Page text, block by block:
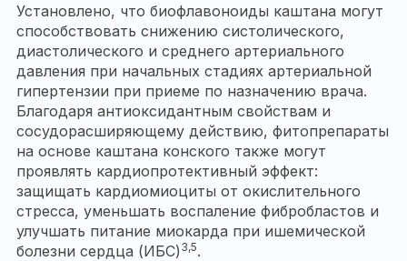
Установлено, что биофлавоноиды каштана могут
способствовать снижению систолического,
диастолического и среднего артериального
давления при начальных стадиях артериальной
гипертензии при приеме по назначению врача.
Благодаря антиоксидантным свойствам и
сосудорасширяющему действию, фитопрепараты
на основе каштана конского также могут
проявлять кардиопротективный эффект:
защищать кардиомиоциты от окислительного
стресса, уменьшать воспаление фибробластов и
улучшать питание миокарда при ишемической
болезни сердца (ИБС) 3,5.